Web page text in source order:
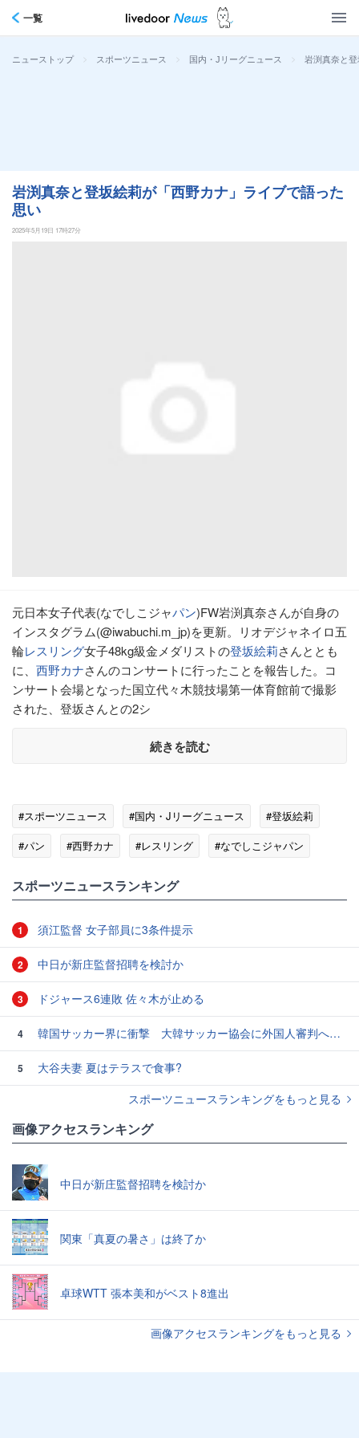
一覧
ニューストップ > スポーツニュース > 国内・Jリーグニュース > 岩渕真奈と
岩渕真奈と登坂絵莉が「西野カナ」ライブで語った
思い
2025年5月19日 17時27分
元日本女子代表(なでしこジャパン)FW岩渕真奈さんが自身の
インスタグラム(@iwabuchi.m_jp)を更新。リオデジャネイロ五
輪レスリング女子48kg級金メダリストの登坂絵莉さんととも
に、 西野カナさんのコンサートに行ったことを報告した。コ
ンサート会場となった国立代々木競技場第一体育館前で撮影
された、登坂さんとの2シ
続きを読む
#スポーツニュース #国内・Jリーグニュース
#登坂絵莉
#パン
#西野カナ #レスリング
#なでしこジャパン
スポーツニュースランキング
1 須江監督 女子部員に3条件提示
2 中日が新庄監督招聘を検討か
3 ドジャース6連敗 佐々木が止める
4 韓国サッカー界に衝撃 大韓サッカー協会に外国人審判への“性的接待”疑惑 韓国メディアが報道
5
大谷夫妻 夏はテラスで食事?
スポーツニュースランキングをもっと見る
画像アクセスランキング
中日が新庄監督招聘を検討か
関東「真夏の暑さ」は終了か
卓球WTT 張本美和がベスト8進出
画像アクセスランキングをもっと見る